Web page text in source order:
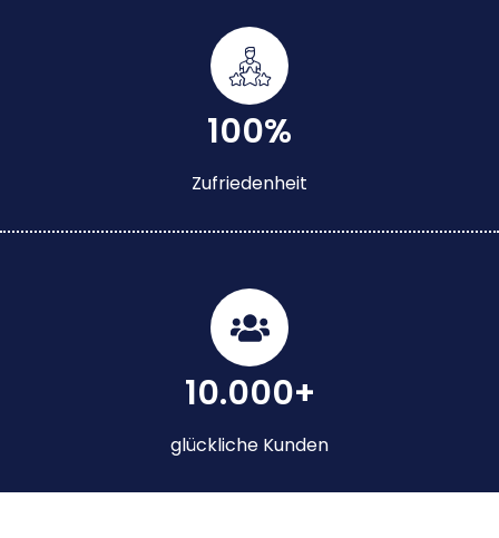
100%
Zufriedenheit
10.000+
glückliche Kunden